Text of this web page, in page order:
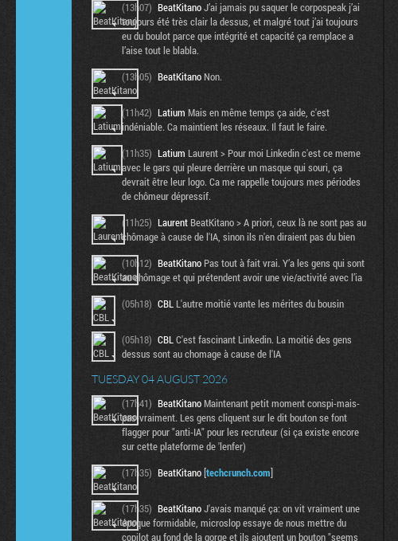
(13h07) BeatKitanoJ’ai jamais pu saquer le corpospeak j’ai
toujours été très clair la dessus, et malgré tout j’ai toujours
eu du boulot parce que intégrité et capacité ça remplace a
l’aise tout le blabla.
(13h05) BeatKitano Non.
(11h42) Latium Mais en même temps ça aide, c'est
indéniable. Ca maintient les réseaux. Il faut le faire.
(11h35) Latium Laurent > Pour moi Linkedin c'est ce meme
avec le gars qui pleure derrière un masque qui souri, ça
devrait être leur logo. Ca me rappelle toujours mes périodes
de chômeur dépressif.
(11h25) Laurent BeatKitano > A priori, ceux là ne sont pas au
chômage à cause de l'IA, sinon ils n'en diraient pas du bien
(10h12) BeatKitano Pas tout à fait vrai. Y’a les gens qui sont
au chômage et qui prétendent avoir une vie/activité avec l’ia
(05h18) CBL L'autre moitié vante les mérites du bousin
(05h18) CBLC'est fascinant Linkedin. La moitié des gens
dessus sont au chomage à cause de l'IA
TUESDAY 04 AUGUST 2026
(17h41) BeatKitano Maintenant petit moment conspi-mais-
pas-vraiment. Les gens cliquent sur le dit bouton se font
flagger pour "anti-IA" pour les recruteur (si ça existe encore
sur cette plateforme de 'lenfer)
(17h35) BeatKitano[techcrunch.com]
(17h35) BeatKitanoJ'avais manqué ça: on vit vraiment une
époque formidable, microslop essaye de nous mettre du
copilot au fond de la gorge et ils ajoutent un bouton "seems